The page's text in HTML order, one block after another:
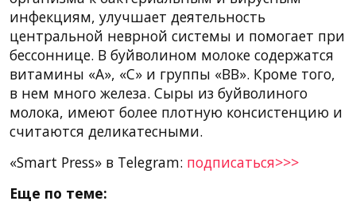
инфекциям, улучшает деятельность
центральной неврной системы и помогает при
бессоннице. В буйволином молоке содержатся
витамины «А», «С» и группы «BВ». Кроме того,
в нем много железа. Сыры из буйволиного
молока, имеют более плотную консистенцию и
считаются деликатесными.
«Smart Press» в Telegram: подписаться>>>
Еще по теме: